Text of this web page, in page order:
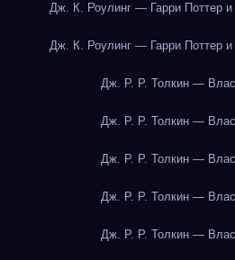
Дж. К. Роулинг — Гарри Поттер
Дж. К. Роулинг — Гарри Поттер
Дж. Р. Р. Толкин —
Дж. Р. Р. Толкин —
Дж. Р. Р. Толкин —
Дж. Р. Р. Толкин —
Дж. Р. Р. Толкин —